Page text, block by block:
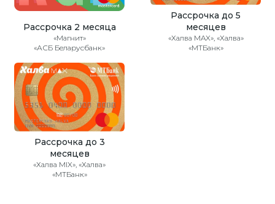
Рассрочка 2 месяца
«Магнит»
«АСБ Беларусбанк»
Рассрочка до 5
месяцев
«Халва MAX», «Халва»
«МТБанк»
Рассрочка до 3
месяцев
«Халва MIX», «Халва»
«МТБанк»